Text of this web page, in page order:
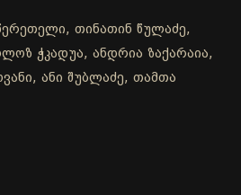
თინათინ წულაძე,
ჭკადუა, ანდრია ზაქარაია,
ანი შუბლაძე, თამთა